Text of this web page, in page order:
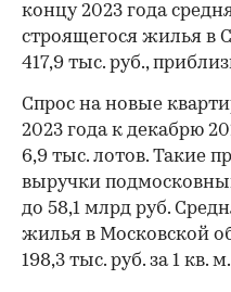
концу 2023 года
строящегося жилья в
417,9 тыс. руб.,
Спрос на новые
2023 года к декабрю
6,9 тыс. лотов. Такие
выручки
до 58,1 млрд руб.
жилья в Московской
198,3 тыс. руб. за 1 кв. м.